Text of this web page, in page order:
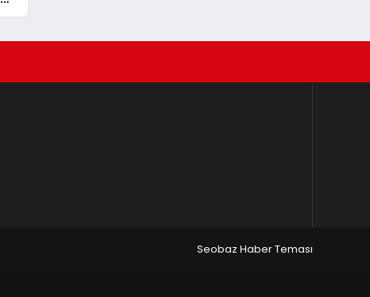
Seobaz Haber Teması